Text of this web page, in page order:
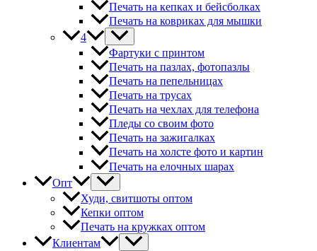
Печать на кепках и бейсболках
Печать на ковриках для мышки
4
Фартуки с принтом
Печать на пазлах, фотопазлы
Печать на пепельницах
Печать на трусах
Печать на чехлах для телефона
Пледы со своим фото
Печать на зажигалках
Печать на холсте фото и картин
Печать на елочных шарах
Опт
Худи, свитшоты оптом
Кепки оптом
Печать на кружках оптом
Клиентам